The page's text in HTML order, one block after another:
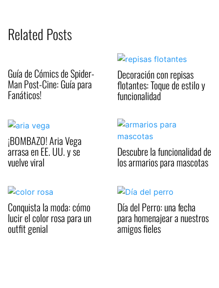
Related Posts
Guía de Cómics de Spider-
Man Post-Cine: Guía para
Fanáticos!
Decoración con repisas
flotantes: Toque de estilo y
funcionalidad
¡BOMBAZO! Aria Vega
arrasa en EE. UU. y se
vuelve viral
Descubre la funcionalidad de
los armarios para mascotas
Conquista la moda: cómo
lucir el color rosa para un
outfit genial
Día del Perro: una fecha
para homenajear a nuestros
amigos fieles